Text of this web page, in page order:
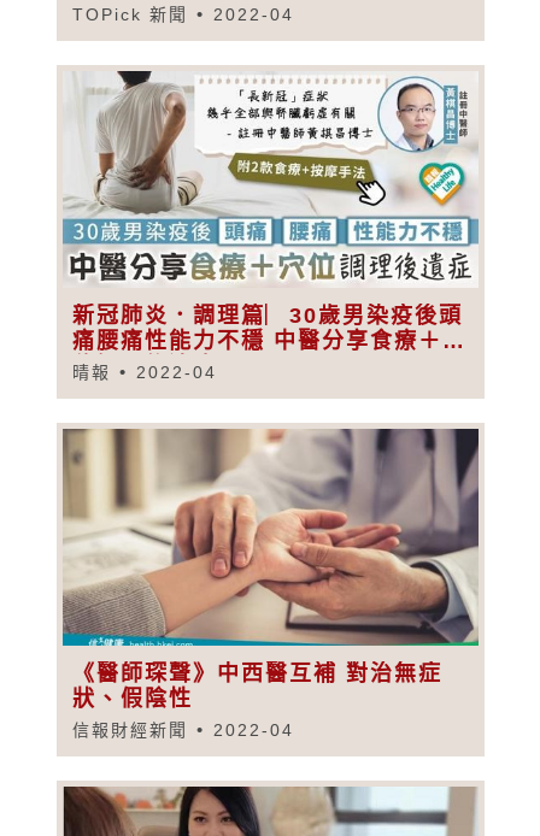
TOPick 新聞 2022-04
新冠肺炎．調理篇︳30歲男染疫後頭
痛腰痛性能力不穩 中醫分享食療＋穴
位調理後遺症
晴報 2022-04
《醫師琛聲》中西醫互補 對治無症
狀、假陰性
信報財經新聞 2022-04